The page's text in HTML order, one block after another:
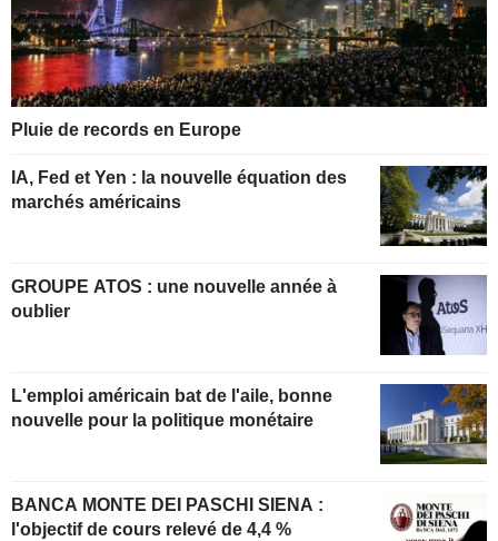
Pluie de records en Europe
IA, Fed et Yen : la nouvelle équation des
marchés américains
GROUPE ATOS : une nouvelle année à
oublier
L'emploi américain bat de l'aile, bonne
nouvelle pour la politique monétaire
BANCA MONTE DEI PASCHI SIENA :
l'objectif de cours relevé de 4,4 %